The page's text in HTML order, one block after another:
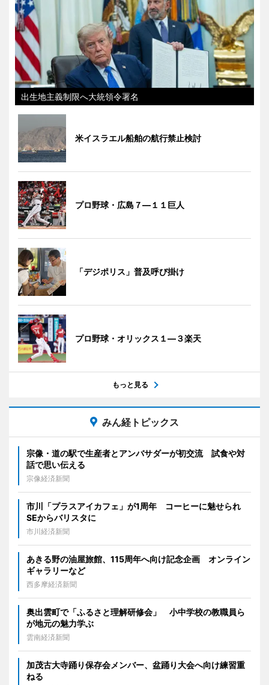
出生地主義制限へ大統領令署名
米イスラエル船舶の航行禁止検討
プロ野球・広島７―１１巨人
「デジポリス」普及呼び掛け
プロ野球・オリックス１―３楽天
もっと見る
みん経トピックス
宗像・道の駅で生産者とアンバサダーが初交流 試食や対
話で思い伝える
宗像経済新聞
市川「プラスアイカフェ」が1周年 コーヒーに魅せられ
SEからバリスタに
市川経済新聞
あきる野の油屋旅館、115周年へ向け記念企画 オンライン
ギャラリーなど
西多摩経済新聞
奥出雲町で「ふるさと理解研修会」 小中学校の教職員ら
が地元の魅力学ぶ
雲南経済新聞
加茂古大寺踊り保存会メンバー、盆踊り大会へ向け練習重
ねる